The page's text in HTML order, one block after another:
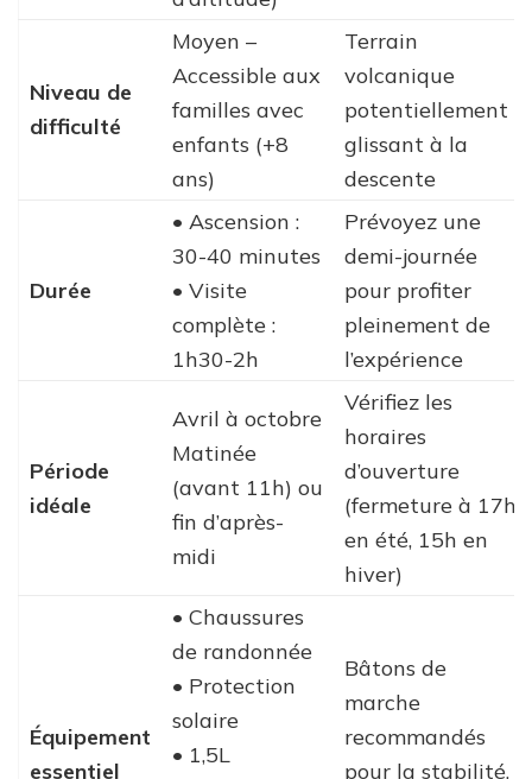
Niveau de
difficulté
Moyen –
Accessible aux
familles avec
enfants (+8
ans)
Terrain
volcanique
potentiellement
glissant à la
descente
Durée
• Ascension :
30-40 minutes
• Visite
complète :
1h30-2h
Prévoyez une
demi-journée
pour profiter
pleinement de
l’expérience
Période
idéale
Avril à octobre
Matinée
(avant 11h) ou
fin d’après-
midi
Vérifiez les
horaires
d’ouverture
(fermeture à 17h
en été, 15h en
hiver)
Équipement
essentiel
• Chaussures
de randonnée
• Protection
solaire
• 1,5L
Bâtons de
marche
recommandés
pour la stabilité,